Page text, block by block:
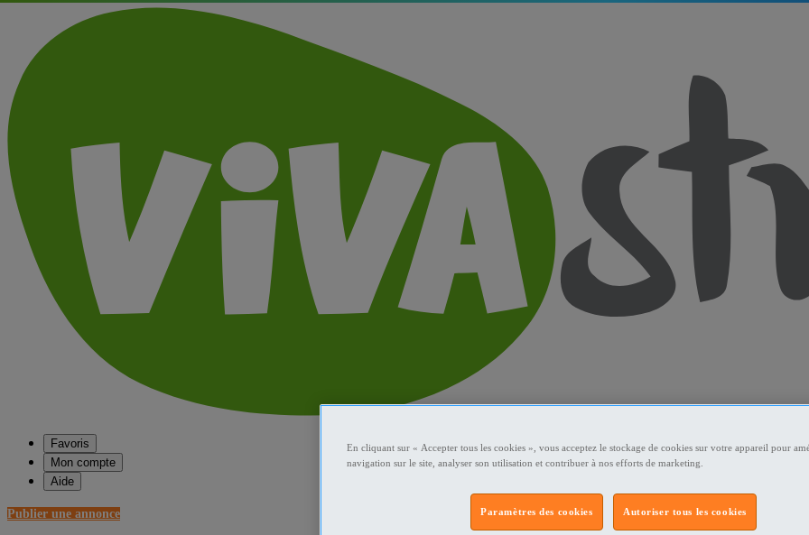
Favoris
Mon compte
Aide
Publier une annonce
En cliquant sur « Accepter tous les cookies », vous acceptez le stockage de cookies sur votre appareil pour
navigation sur le site, analyser son utilisation et contribuer à nos efforts de marketing.
Autoriser tous les cookies
Paramètres des cookies